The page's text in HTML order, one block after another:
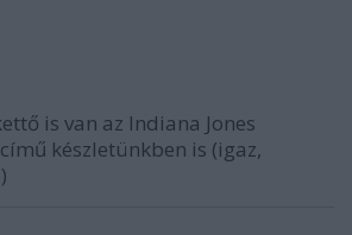
is van az Indiana Jones
készletünkben is (igaz,